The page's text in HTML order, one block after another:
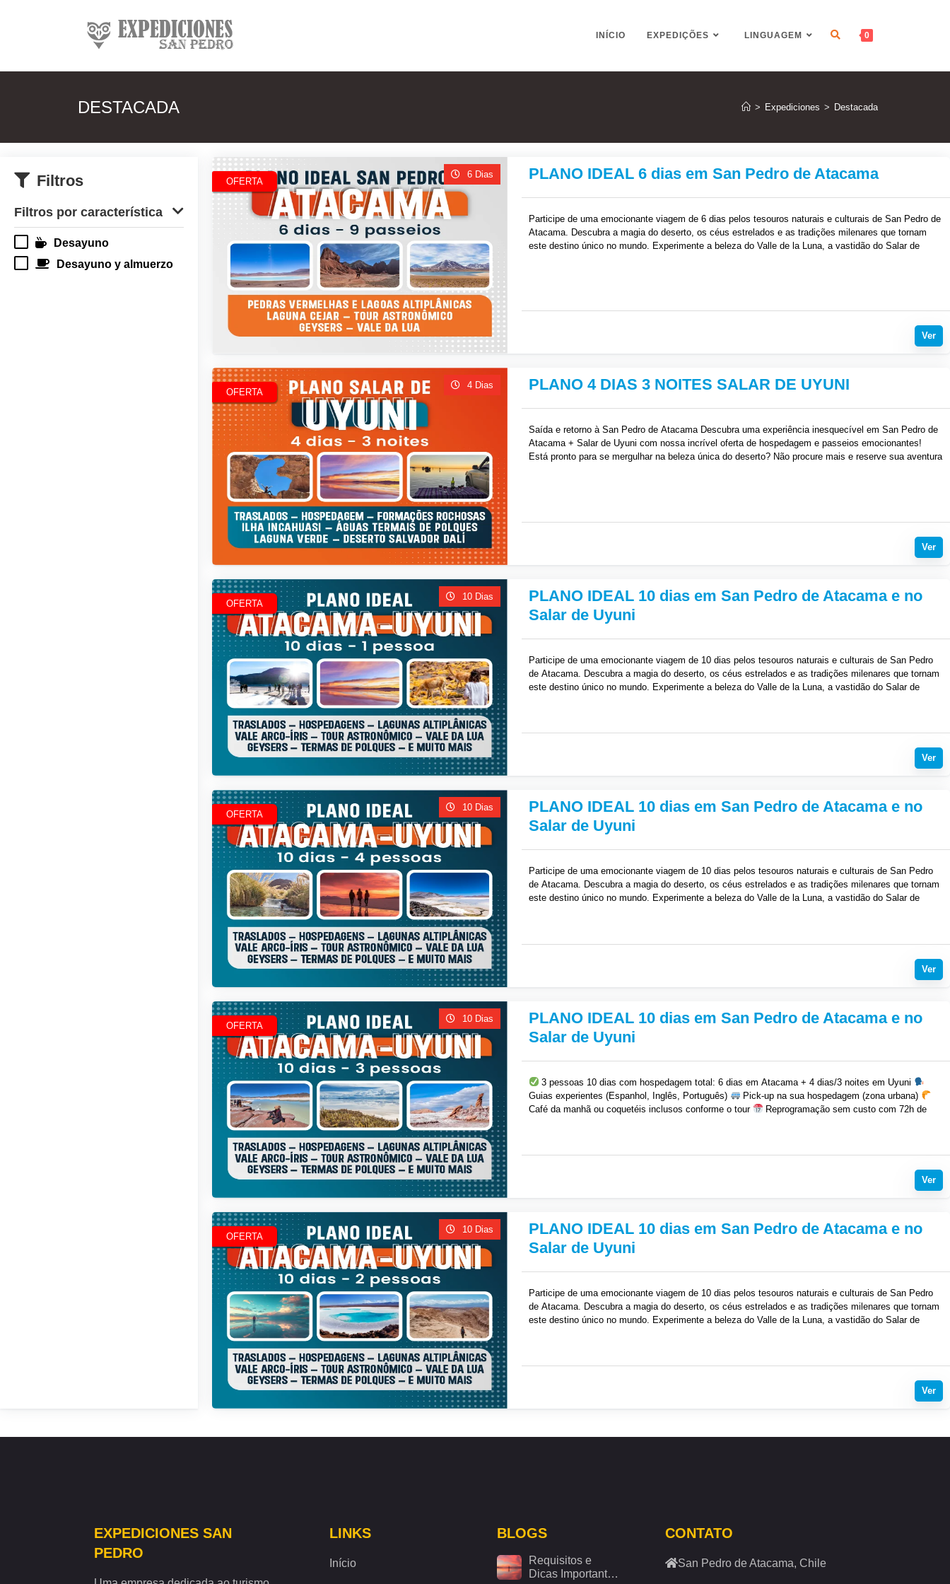
INÍCIO EXPEDIÇÕES LINGUAGEM 0
DESTACADA > Expediciones > Destacada
Filtros
Filtros por característica
Desayuno
Desayuno y almuerzo
OFERTA
R$
2,542
R$3,046
6 Dias PLANO IDEAL 6 dias em San Pedro de Atacama
Participe de uma emocionante viagem de 6 dias pelos tesouros naturais e culturais de San Pedro de
Atacama. Descubra a magia do deserto, os céus estrelados e as tradições milenares que tornam
este destino único no mundo. Experimente a beleza do Valle de la Luna, a vastidão do Salar de
Ver
OFERTA
R$
2,345
R$ 2,345
4 Dias PLANO 4 DIAS 3 NOITES SALAR DE UYUNI
Saída e retorno à San Pedro de Atacama Descubra uma experiência inesquecível em San Pedro de
Atacama + Salar de Uyuni com nossa incrível oferta de hospedagem e passeios emocionantes!
Está pronto para se mergulhar na beleza única do deserto? Não procure mais e reserve sua aventura
Ver
OFERTA
R$
8,174
R$9,040
10 Dias
PLANO IDEAL 10 dias em San Pedro de Atacama e no
Salar de Uyuni
Participe de uma emocionante viagem de 10 dias pelos tesouros naturais e culturais de San Pedro
de Atacama. Descubra a magia do deserto, os céus estrelados e as tradições milenares que tornam
este destino único no mundo. Experimente a beleza do Valle de la Luna, a vastidão do Salar de
Ver
OFERTA
R$
28,321
R$32,021
10 Dias
PLANO IDEAL 10 dias em San Pedro de Atacama e no
Salar de Uyuni
Participe de uma emocionante viagem de 10 dias pelos tesouros naturais e culturais de San Pedro
de Atacama. Descubra a magia do deserto, os céus estrelados e as tradições milenares que tornam
este destino único no mundo. Experimente a beleza do Valle de la Luna, a vastidão do Salar de
Ver
OFERTA
R$
21,261
R$24,008
10 Dias
PLANO IDEAL 10 dias em San Pedro de Atacama e no
Salar de Uyuni
3 pessoas 10 dias com hospedagem total: 6 dias em Atacama + 4 dias/3 noites em Uyuni
Guias experientes (Espanhol, Inglês, Português)
Pick-up na sua hospedagem (zona urbana)
Café da manhã ou coquetéis inclusos conforme o tour
Reprogramação sem custo com 72h de
Ver
OFERTA
R$
16,392
R$16,392
10 Dias
PLANO IDEAL 10 dias em San Pedro de Atacama e no
Salar de Uyuni
Participe de uma emocionante viagem de 10 dias pelos tesouros naturais e culturais de San Pedro
de Atacama. Descubra a magia do deserto, os céus estrelados e as tradições milenares que tornam
este destino único no mundo. Experimente a beleza do Valle de la Luna, a vastidão do Salar de
Ver
EXPEDICIONES SAN
PEDRO
LINKS
Início
BLOGS
Requisitos e
Dicas Importantes
CONTATO
San Pedro de Atacama, Chile